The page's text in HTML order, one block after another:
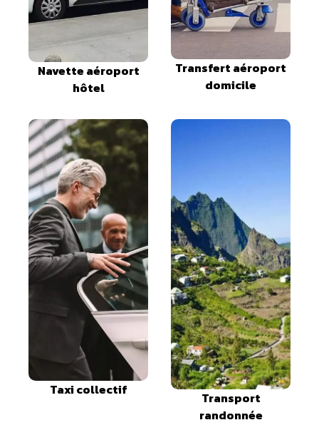
Navette aéroport
hôtel
Transfert aéroport
domicile
Taxi collectif
Transport
randonnée